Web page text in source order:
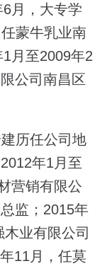
月，大专学
蒙牛乳业南
月至2009年2
公司南昌区
历任公司地
年1月至
营销有限公
监；2015年
业有限公司
11月，任莫